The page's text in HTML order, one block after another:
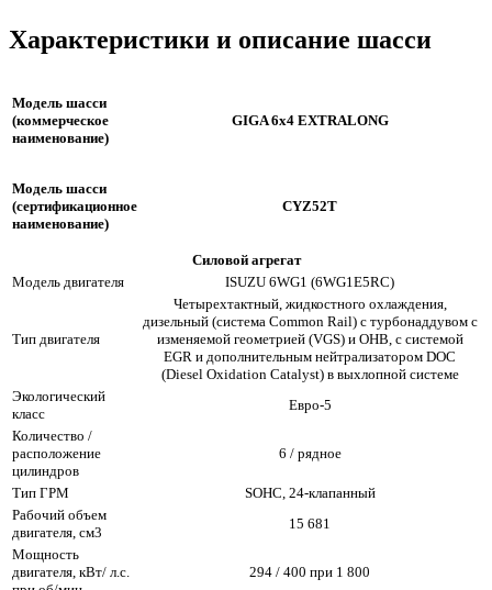
Характеристики и описание шасси
Модель шасси
(коммерческое
наименование)
GIGA 6x4 EXTRALONG
Модель шасси
(сертификационное
наименование)
CYZ52T
Силовой агрегат
Модель двигателя
ISUZU 6WG1 (6WG1E5RC)
Тип двигателя
Четырехтактный, жидкостного охлаждения,
дизельный (система Common Rail) с турбонаддувом с
изменяемой геометрией (VGS) и ОНВ, с системой
EGR и дополнительным нейтрализатором DOC
(Diesel Oxidation Catalyst) в выхлопной системе
Экологический
класс
Евро-5
Количество /
расположение
цилиндров
6 / рядное
Тип ГРМ
SOHC, 24-клапанный
Рабочий объем
двигателя, см3
15 681
Мощность
двигателя, кВт/ л.с.
294 / 400 при 1 800